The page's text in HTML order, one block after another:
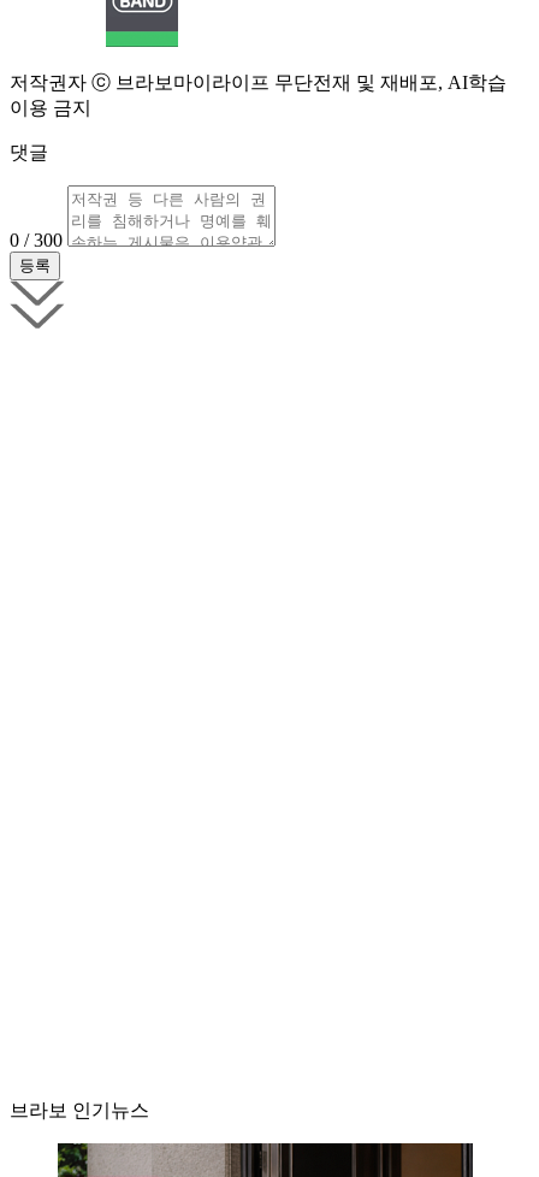
저작권자 ⓒ 브라보마이라이프 무단전재 및 재배포, AI학습
이용 금지
댓글
0 / 300
브라보 인기뉴스